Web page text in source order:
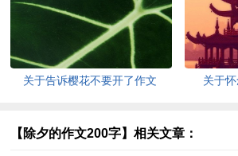
关于告诉樱花不要开了作文 关于
【除夕的作文200字】相关文章：